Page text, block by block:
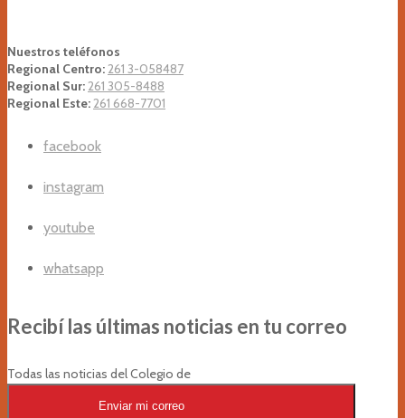
Nuestros teléfonos
Regional Centro: 261 3-058487
Regional Sur: 261 305-8488
Regional Este: 261 668-7701
facebook
instagram
youtube
whatsapp
Recibí las últimas noticias en tu correo
Todas las noticias del Colegio de
Arquitectos en tu casilla de correos
Enviar mi correo